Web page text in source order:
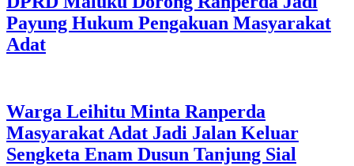
Payung Hukum Pengakuan Masyarakat
Adat
Warga Leihitu Minta Ranperda
Masyarakat Adat Jadi Jalan Keluar
Sengketa Enam Dusun Tanjung Sial